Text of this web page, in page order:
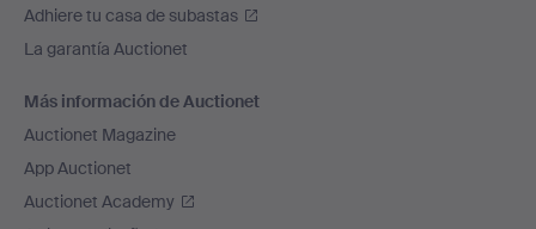
Adhiere tu casa de subastas
La garantía Auctionet
Más información de Auctionet
Auctionet Magazine
App Auctionet
Auctionet Academy